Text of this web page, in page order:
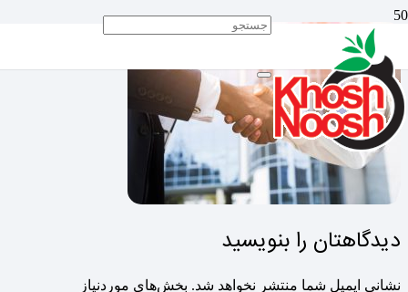
دیدگاهتان را بنویسید
نشانی ایمیل شما منتشر نخواهد شد. بخش‌های موردنیاز